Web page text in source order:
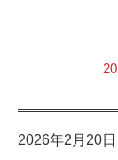
2026年2月20